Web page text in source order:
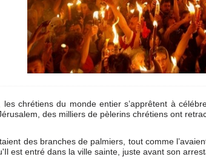
les chrétiens du monde entier s’apprêtent à
des milliers de pèlerins chrétiens ont
des branches de palmiers, tout comme
est entré dans la ville sainte, juste avant son